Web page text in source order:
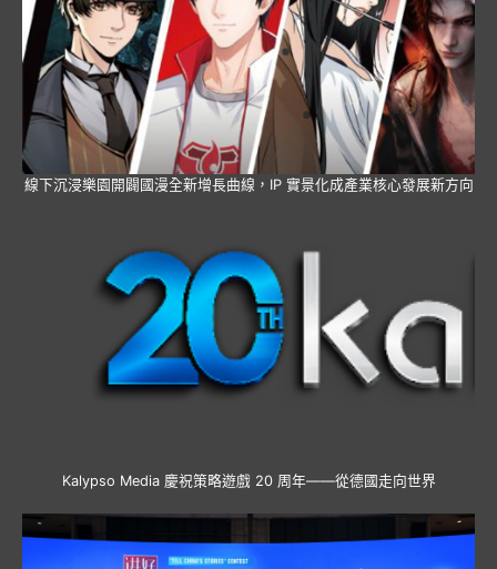
線下沉浸樂園開闢國漫全新增長曲線，IP 實景化成產業核心發展新方向
Kalypso Media 慶祝策略遊戲 20 周年——從德國走向世界